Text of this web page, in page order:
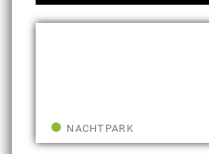
NACHTPARK